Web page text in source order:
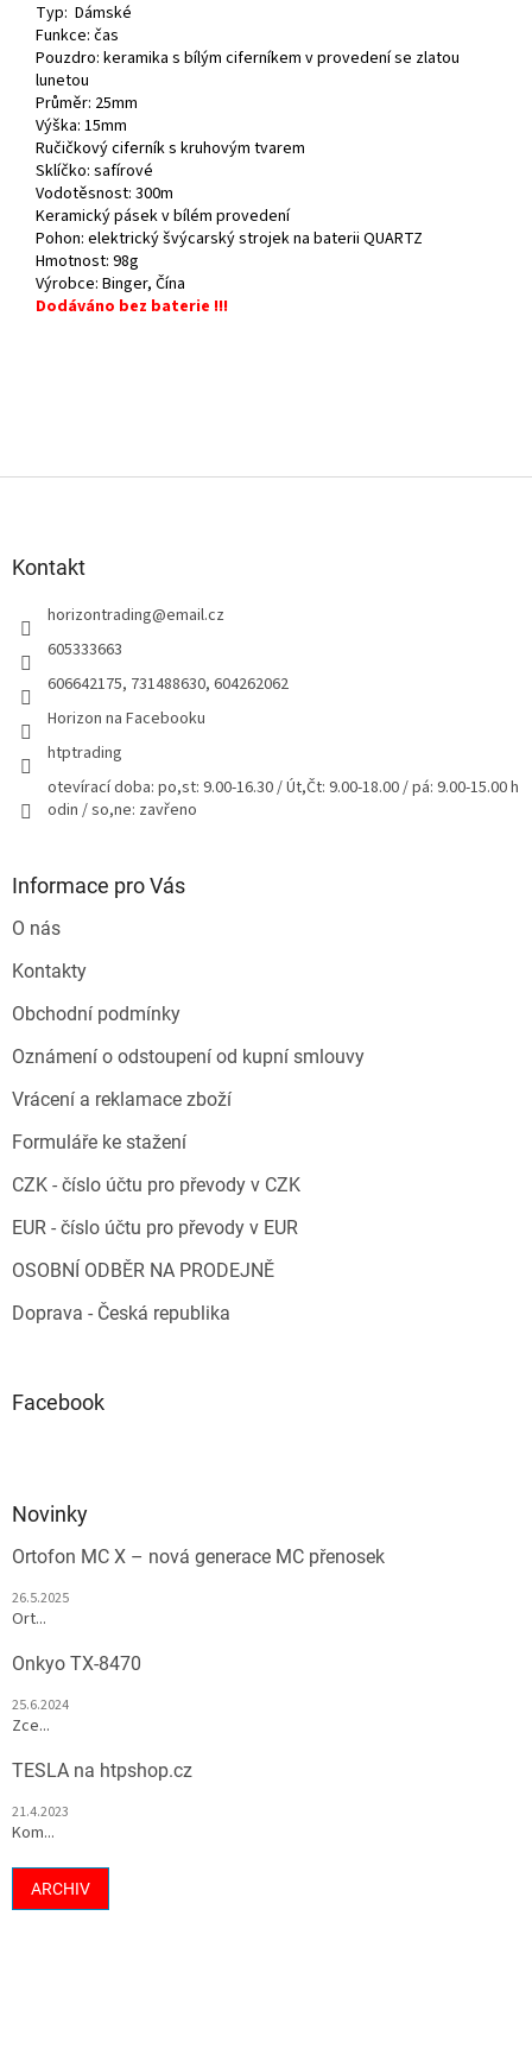
Typ: Dámské
Funkce: čas
Pouzdro: keramika s bílým ciferníkem v provedení se zlatou
lunetou
Průměr: 25mm
Výška: 15mm
Ručičkový ciferník s kruhovým tvarem
Sklíčko: safírové
Vodotěsnost: 300m
Keramický pásek v bílém provedení
Pohon: elektrický švýcarský strojek na baterii QUARTZ
Hmotnost: 98g
Výrobce: Binger, Čína
Dodáváno bez baterie !!!
Kontakt
horizontrading@email.cz
605333663
606642175, 731488630, 604262062
Horizon na Facebooku
htptrading
otevírací doba: po,st: 9.00-16.30 / Út,Čt: 9.00-18.00 / pá: 9.00-15.00 h
odin / so,ne: zavřeno
Informace pro Vás
O nás
Kontakty
Obchodní podmínky
Oznámení o odstoupení od kupní smlouvy
Vrácení a reklamace zboží
Formuláře ke stažení
CZK - číslo účtu pro převody v CZK
EUR - číslo účtu pro převody v EUR
OSOBNÍ ODBĚR NA PRODEJNĚ
Doprava - Česká republika
Facebook
Novinky
Ortofon MC X – nová generace MC přenosek
26.5.2025
Ort...
Onkyo TX-8470
25.6.2024
Zce...
TESLA na htpshop.cz
21.4.2023
Kom...
ARCHIV